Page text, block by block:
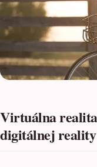
Virtuálna
digitálnej reality